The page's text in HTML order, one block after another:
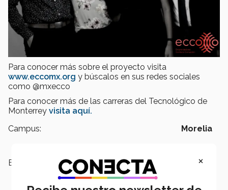
Para conocer más sobre el proyecto visita
www.eccomx.org y búscalos en sus redes sociales
como @mxecco
Para conocer más de las carreras del Tecnológico de
Monterrey visita aquí.
Campus:
Morelia
Escuelas: Negocios
×